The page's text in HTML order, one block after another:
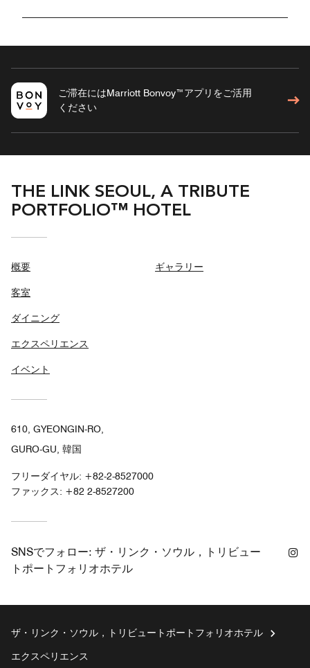
ご滞在にはMarriott Bonvoy™アプリをご活用
ください
THE LINK SEOUL, A TRIBUTE
PORTFOLIO™ HOTEL
概要
客室
ダイニング
エクスペリエンス
イベント
ギャラリー
610, GYEONGIN-RO,
GURO-GU, 韓国
フリーダイヤル: +82-2-8527000
ファックス: +82 2-8527200
SNSでフォロー: ザ・リンク・ソウル，トリビュー
トポートフォリオホテル
ザ・リンク・ソウル，トリビュートポートフォリオホテル
エクスペリエンス